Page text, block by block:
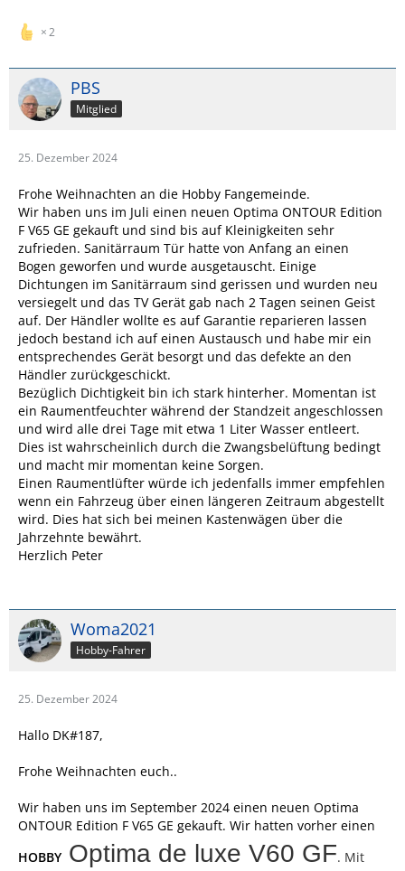
2
PBS
Mitglied
25. Dezember 2024
Frohe Weihnachten an die Hobby Fangemeinde.
Wir haben uns im Juli einen neuen Optima ONTOUR Edition
F V65 GE gekauft und sind bis auf Kleinigkeiten sehr
zufrieden. Sanitärraum Tür hatte von Anfang an einen
Bogen geworfen und wurde ausgetauscht. Einige
Dichtungen im Sanitärraum sind gerissen und wurden neu
versiegelt und das TV Gerät gab nach 2 Tagen seinen Geist
auf. Der Händler wollte es auf Garantie reparieren lassen
jedoch bestand ich auf einen Austausch und habe mir ein
entsprechendes Gerät besorgt und das defekte an den
Händler zurückgeschickt.
Bezüglich Dichtigkeit bin ich stark hinterher. Momentan ist
ein Raumentfeuchter während der Standzeit angeschlossen
und wird alle drei Tage mit etwa 1 Liter Wasser entleert.
Dies ist wahrscheinlich durch die Zwangsbelüftung bedingt
und macht mir momentan keine Sorgen.
Einen Raumentlüfter würde ich jedenfalls immer empfehlen
wenn ein Fahrzeug über einen längeren Zeitraum abgestellt
wird. Dies hat sich bei meinen Kastenwägen über die
Jahrzehnte bewährt.
Herzlich Peter
Woma2021
Hobby-Fahrer
25. Dezember 2024
Hallo DK#187,
Frohe Weihnachten euch..
Wir haben uns im September 2024 einen neuen Optima
ONTOUR Edition F V65 GE gekauft. Wir hatten vorher einen
HOBBY Optima de luxe V60 GF. Mit